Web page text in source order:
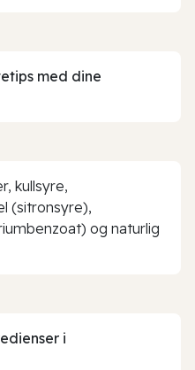
med dine
kullsyre,
(sitronsyre),
og naturlig
i